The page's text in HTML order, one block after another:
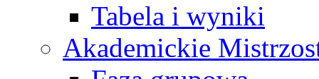
Tabela i wyniki
Akademickie